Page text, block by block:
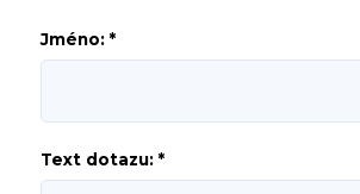
Jméno: *
Text dotazu: *